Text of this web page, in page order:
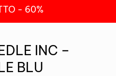
- 60%
INC –
BLU